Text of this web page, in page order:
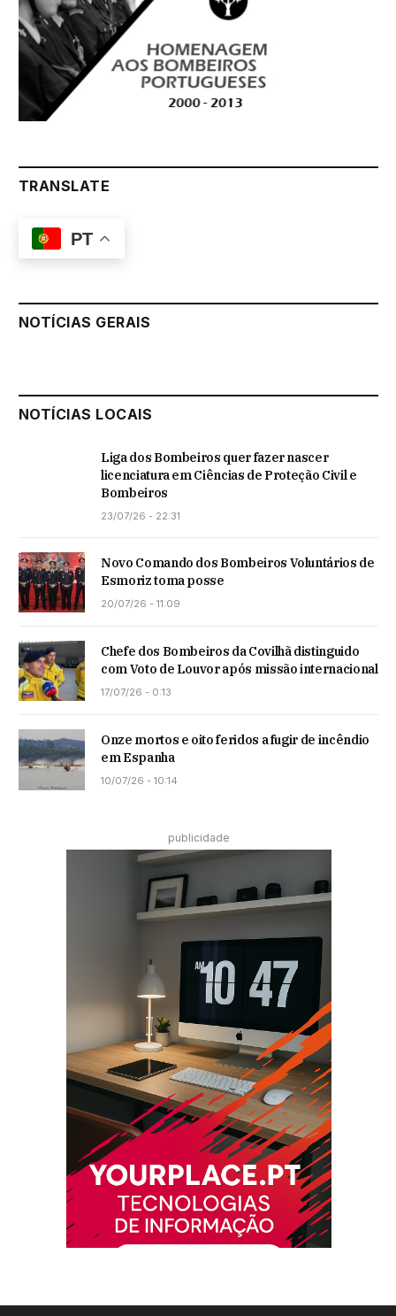
TRANSLATE
PT
NOTÍCIAS GERAIS
NOTÍCIAS LOCAIS
Liga dos Bombeiros quer fazer nascer
licenciatura em Ciências de Proteção Civil e
Bombeiros
23/07/26 - 22:31
Novo Comando dos Bombeiros Voluntários de
Esmoriz toma posse
20/07/26 - 11:09
Chefe dos Bombeiros da Covilhã distinguido
com Voto de Louvor após missão internacional
17/07/26 - 0:13
Onze mortos e oito feridos a fugir de incêndio
em Espanha
10/07/26 - 10:14
publicidade